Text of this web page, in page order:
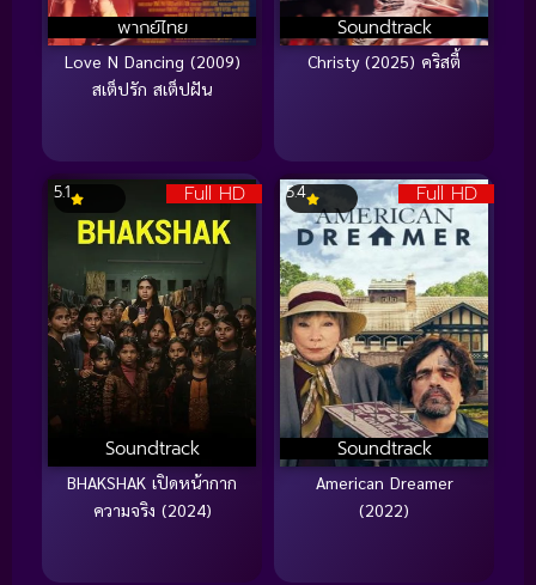
พากย์ไทย
Love N Dancing (2009)
สเต็ปรัก สเต็ปฝัน
Soundtrack
Christy (2025) คริสตี้
Full HD
Soundtrack
5.1
BHAKSHAK เปิดหน้ากาก
ความจริง (2024)
Full HD
Soundtrack
5.4
American Dreamer
(2022)